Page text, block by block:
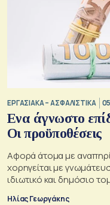
ΕΡΓΑΣΙΑΚΑ – ΑΣΦΑΛΙΣΤΙΚΑ
Ενα άγνωστο
Οι προϋποθέσεις
Αφορά άτομα με
χορηγείται με γνωμάτευση ΚΕΠΑ, αλλά τα ποσά διαφέρουν σε
ιδιωτικό και δημόσιο
Ηλίας Γεωργάκης